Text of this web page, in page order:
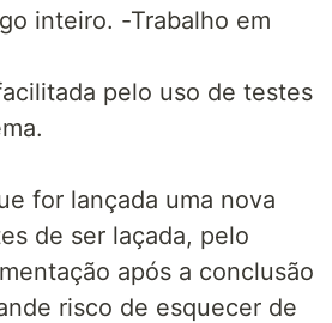
inteiro. -Trabalho em
pelo uso de testes
for lançada uma nova
de ser laçada, pelo
após a conclusão
risco de esquecer de